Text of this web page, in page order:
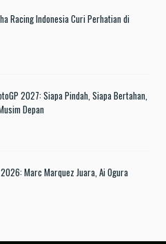
Racing Indonesia Curi Perhatian di
2027: Siapa Pindah, Siapa Bertahan,
Depan
Marc Marquez Juara, Ai Ogura